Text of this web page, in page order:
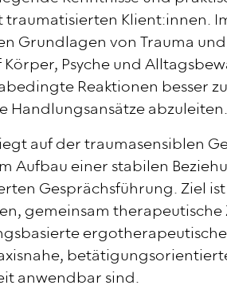
Klient:innen.
Grundlagen von Trauma
Psyche und
Reaktionen besser
Handlungsansätze abzuleiten.
auf der traumasensiblen
Aufbau einer stabilen
Gesprächsführung. Ziel
gemeinsam therapeutische
anwendbar sind.